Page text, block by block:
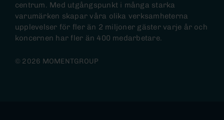
centrum. Med utgångspunkt i många starka
varumärken skapar våra olika verksamheterna
upplevelser för fler än 2 miljoner gäster varje år och
koncernen har fler än 400 medarbetare.
© 2026 MOMENTGROUP